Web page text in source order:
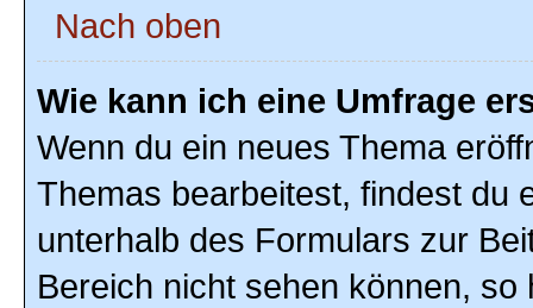
Nach oben
Wie kann ich eine Umfrage
Wenn du ein neues Thema
Themas bearbeitest, findest du
unterhalb des Formulars zur
Bereich nicht sehen können,